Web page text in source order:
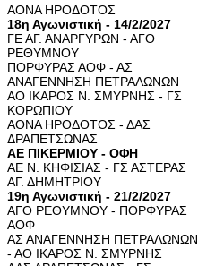
ΑΟΝΑ ΗΡΟΔΟΤΟΣ
18η Αγωνιστική - 14/2/2027
ΓΕ ΑΓ. ΑΝΑΡΓΥΡΩΝ - ΑΓΟ
ΡΕΘΥΜΝΟΥ
ΠΟΡΦΥΡΑΣ ΑΟΦ - ΑΣ
ΑΝΑΓΕΝΝΗΣΗ ΠΕΤΡΑΛΩΝΩΝ
ΑΟ ΙΚΑΡΟΣ Ν. ΣΜΥΡΝΗΣ - ΓΣ
ΚΟΡΩΠΙΟΥ
ΑΟΝΑ ΗΡΟΔΟΤΟΣ - ΔΑΣ
ΔΡΑΠΕΤΣΩΝΑΣ
ΑΕ ΠΙΚΕΡΜΙΟΥ - ΟΦΗ
ΑΕ Ν. ΚΗΦΙΣΙΑΣ - ΓΣ ΑΣΤΕΡΑΣ
ΑΓ. ΔΗΜΗΤΡΙΟΥ
19η Αγωνιστική - 21/2/2027
ΑΓΟ ΡΕΘΥΜΝΟΥ - ΠΟΡΦΥΡΑΣ
ΑΟΦ
ΑΣ ΑΝΑΓΕΝΝΗΣΗ ΠΕΤΡΑΛΩΝΩΝ
- ΑΟ ΙΚΑΡΟΣ Ν. ΣΜΥΡΝΗΣ